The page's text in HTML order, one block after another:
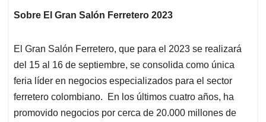
Sobre El Gran Salón Ferretero 2023
El Gran Salón Ferretero, que para el 2023 se realizará
del 15 al 16 de septiembre, se consolida como única
feria líder en negocios especializados para el sector
ferretero colombiano. En los últimos cuatro años, ha
promovido negocios por cerca de 20.000 millones de